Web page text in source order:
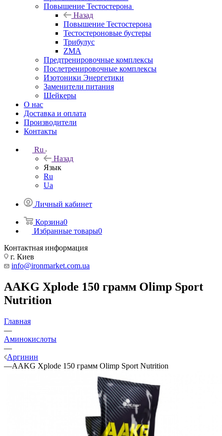
Повышение Тестостерона
Назад
Повышение Тестостерона
Тестостероновые бустеры
Трибулус
ZMA
Предтренировочные комплексы
Послетренировочные комплексы
Изотоники Энергетики
Заменители питания
Шейкеры
О нас
Доставка и оплата
Производители
Контакты
Ru
Назад
Язык
Ru
Ua
Личный кабинет
Корзина0
Избранные товары0
Контактная информация
г. Киев
info@ironmarket.com.ua
AAKG Xplode 150 грамм Olimp Sport
Nutrition
Главная
—
Аминокислоты
—
Аргинин
—AAKG Xplode 150 грамм Olimp Sport Nutrition